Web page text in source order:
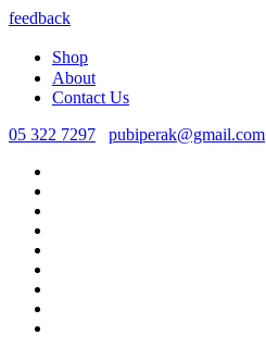
feedback
Shop
About
Contact Us
05 322 7297
pubiperak@gmail.com